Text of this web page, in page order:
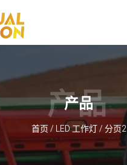
产品
首页/ LED 工作灯/ 分页2
产品